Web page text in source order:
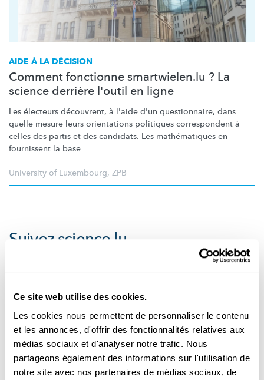
Ce site web utilise des cookies.
Les cookies nous permettent de personnaliser le contenu
et les annonces, d'offrir des fonctionnalités relatives aux
médias sociaux et d'analyser notre trafic. Nous
partageons également des informations sur l'utilisation de
notre site avec nos partenaires de médias sociaux, de
AIDE À LA DÉCISION
Comment fonctionne smartwielen.lu ? La
science derrière l'outil en ligne
Les électeurs découvrent, à l'aide d'un questionnaire, dans
quelle mesure leurs orientations politiques correspondent à
celles des partis et des candidats. Les mathématiques en
fournissent la base.
University of Luxembourg, ZPB
Suivezscience.lu
refusé les cookies liés aux réseaux sociaux.
Pour les voir, veuillez changer vos
préférences.
CHANGER MES PRÉFÉRENCES